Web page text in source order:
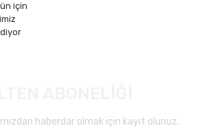
için
haberdar olmak için kayıt olunuz.